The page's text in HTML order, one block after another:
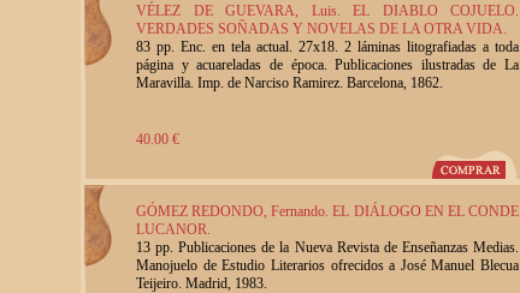
VÉLEZ DE GUEVARA, Luis. EL DIABLO COJUELO.
VERDADES SOÑADAS Y NOVELAS DE LA OTRA VIDA.
83 pp. Enc. en tela actual. 27x18. 2 láminas litografiadas a toda
página y acuareladas de época. Publicaciones ilustradas de La
Maravilla. Imp. de Narciso Ramirez. Barcelona, 1862.
40.00 €
GÓMEZ REDONDO, Fernando. EL DIÁLOGO EN EL CONDE
LUCANOR.
13 pp. Publicaciones de la Nueva Revista de Enseñanzas Medias.
Manojuelo de Estudio Literarios ofrecidos a José Manuel Blecua
Teijeiro. Madrid, 1983.